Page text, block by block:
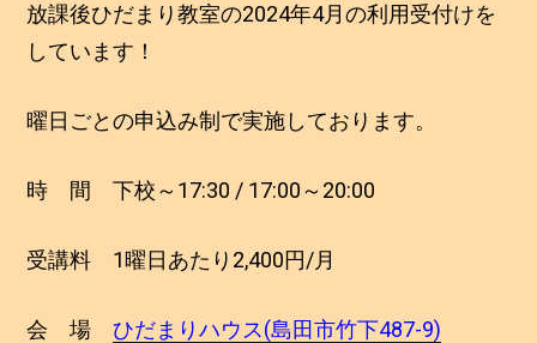
放課後ひだまり教室の2024年4月の利用受付けを
しています！
曜日ごとの申込み制で実施しております。
時 間 下校～17:30 / 17:00～20:00
受講料 1曜日あたり2,400円/月
会 場ひだまりハウス(島田市竹下487-9)